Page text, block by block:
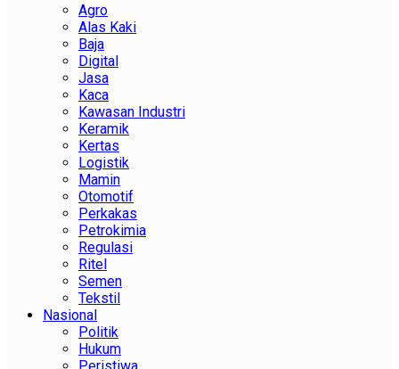
Agro
Alas Kaki
Baja
Digital
Jasa
Kaca
Kawasan Industri
Keramik
Kertas
Logistik
Mamin
Otomotif
Perkakas
Petrokimia
Regulasi
Ritel
Semen
Tekstil
Nasional
Politik
Hukum